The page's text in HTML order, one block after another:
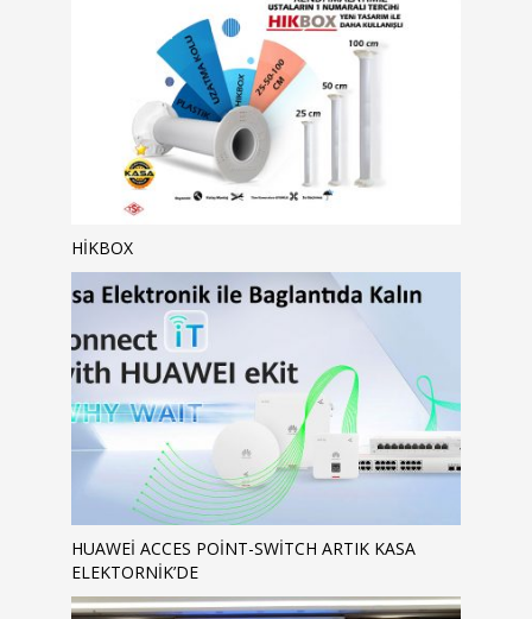
HIKBOX
HUAWEI ACCES POINT-SWITCH ARTIK KASA
ELEKTORNIK’DE